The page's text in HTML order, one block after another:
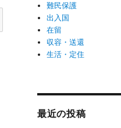
難民保護
出入国
在留
収容・送還
生活・定住
最近の投稿